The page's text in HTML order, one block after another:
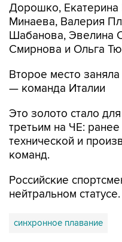
Дорошко, Екатерина
Минаева, Валерия
Шабанова, Эвелина
Смирнова и Ольга
Второе место
— команда Италии
Это золото стало
третьим на ЧЕ:
технической и
команд.
Российские
нейтральном статусе.
синхронное плавание